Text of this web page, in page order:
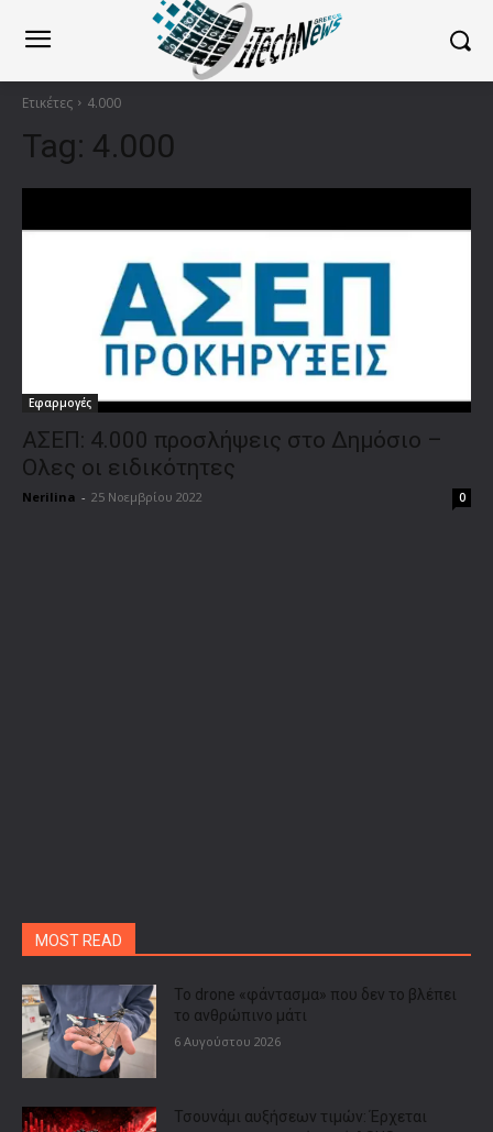
Ετικέτες 4.000
Tag: 4.000
Εφαρμογές
ΑΣΕΠ: 4.000 προσλήψεις στο Δημόσιο –
Ολες οι ειδικότητες
Nerilina - 25 Νοεμβρίου 2022 0
MOST READ
Το drone «φάντασμα» που δεν το βλέπει
το ανθρώπινο μάτι
6 Αυγούστου 2026
Τσουνάμι αυξήσεων τιμών: Έρχεται